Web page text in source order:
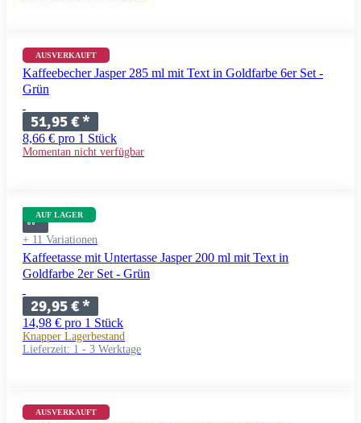
AUSVERKAUFT
+ 11 Variationen
Kaffeebecher Jasper 285 ml mit Text in Goldfarbe 6er Set -
Grün
51,95 €*
8,66 € pro 1 Stück
Momentan nicht verfügbar
AUF LAGER
+ 11 Variationen
Kaffeetasse mit Untertasse Jasper 200 ml mit Text in
Goldfarbe 2er Set - Grün
29,95 €*
14,98 € pro 1 Stück
Knapper Lagerbestand
Lieferzeit: 1 - 3 Werktage
AUSVERKAUFT
+ 11 Variationen